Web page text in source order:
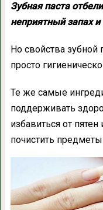
Зубная паста
неприятный запах
Но свойства зубной
просто
Те же самые
поддерживать
избавиться от
почистить